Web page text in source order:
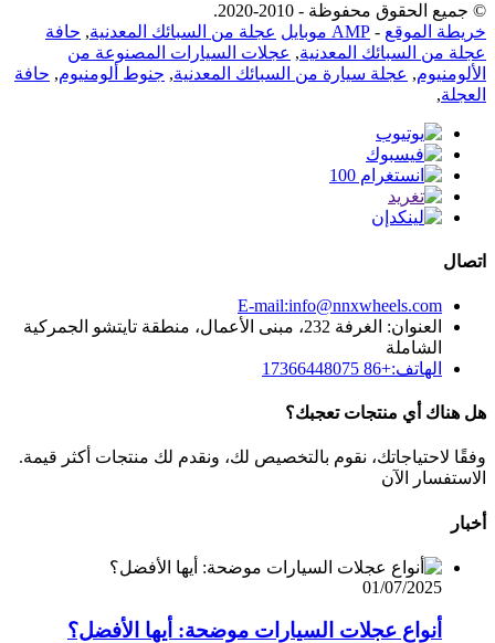
© جميع الحقوق محفوظة - 2010-2020.
خريطة الموقع - AMP موبايل عجلة من السبائك المعدنية, حافة
عجلة من السبائك المعدنية, عجلات السيارات المصنوعة من
الألومنيوم, عجلة سيارة من السبائك المعدنية, جنوط ألومنيوم, حافة
العجلة,
اتصال
E-mail:info@nnxwheels.com
العنوان: الغرفة 232، مبنى الأعمال، منطقة تايتشو الجمركية
الشاملة
الهاتف:+86 17366448075
هل هناك أي منتجات تعجبك؟
وفقًا لاحتياجاتك، نقوم بالتخصيص لك، ونقدم لك منتجات أكثر قيمة.
الاستفسار الآن
أخبار
01/07/2025
أنواع عجلات السيارات موضحة: أيها الأفضل؟